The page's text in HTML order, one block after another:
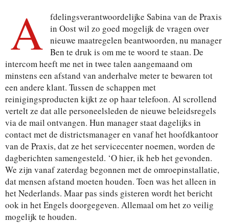
A
fdelingsverantwoordelijke Sabina van de Praxis
in Oost wil zo goed mogelijk de vragen over
nieuwe maatregelen beantwoorden, nu manager
Ben te druk is om me te woord te staan. De
intercom heeft me net in twee talen aangemaand om
minstens een afstand van anderhalve meter te bewaren tot
een andere klant. Tussen de schappen met
reinigingsproducten kijkt ze op haar telefoon. Al scrollend
vertelt ze dat alle personeelsleden de nieuwe beleidsregels
via de mail ontvangen. Hun manager staat dagelijks in
contact met de districtsmanager en vanaf het hoofdkantoor
van de Praxis, dat ze het servicecenter noemen, worden de
dagberichten samengesteld. ‘O hier, ik heb het gevonden.
We zijn vanaf zaterdag begonnen met de omroepinstallatie,
dat mensen afstand moeten houden. Toen was het alleen in
het Nederlands. Maar pas sinds gisteren wordt het bericht
ook in het Engels doorgegeven. Allemaal om het zo veilig
mogelijk te houden.